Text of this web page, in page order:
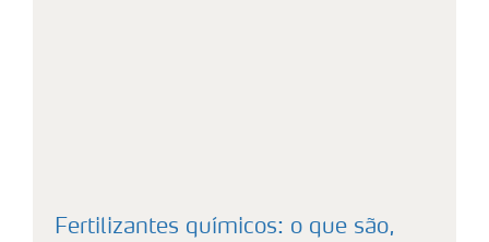
Fertilizantes químicos: o que são,